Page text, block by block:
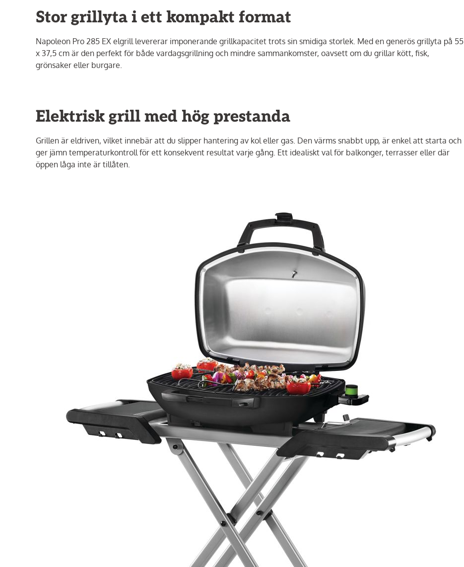
Stor grillyta i ett kompakt format
Napoleon Pro 285 EX elgrill levererar imponerande grillkapacitet trots sin smidiga storlek. Med en generös grillyta på 55
x 37,5 cm är den perfekt för både vardagsgrillning och mindre sammankomster, oavsett om du grillar kött, fisk,
grönsaker eller burgare.
Elektrisk grill med hög prestanda
Grillen är eldriven, vilket innebär att du slipper hantering av kol eller gas. Den värms snabbt upp, är enkel att starta och
ger jämn temperaturkontroll för ett konsekvent resultat varje gång. Ett idealiskt val för balkonger, terrasser eller där
öppen låga inte är tillåten.